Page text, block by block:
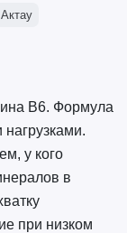
Актау
B6. Формула
у кого
в
при низком